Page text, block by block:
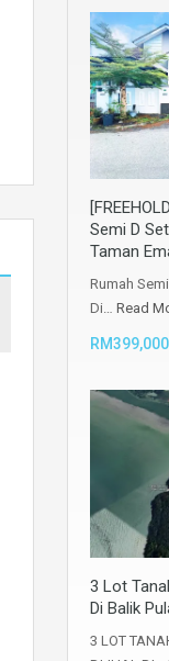
Semi D
Taman
Rumah
Di… Read
3 Lot
Di Balik
3 LOT